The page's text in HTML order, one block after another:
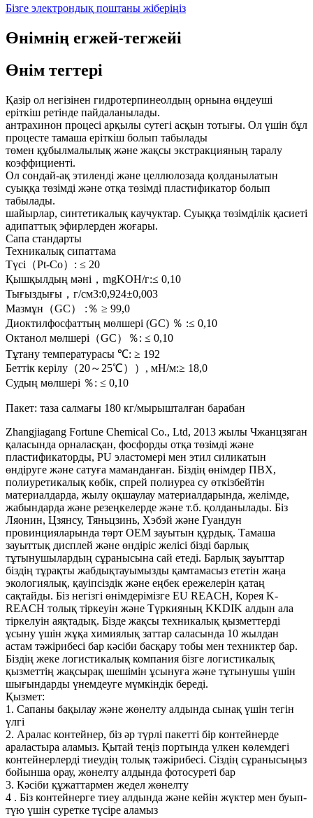
Бізге электрондық поштаны жіберіңіз
Өнімнің егжей-тегжейі
Өнім тегтері
Қазір ол негізінен гидротерпинеолдың орнына өңдеуші
еріткіш ретінде пайдаланылады.
антрахинон процесі арқылы сутегі асқын тотығы. Ол үшін бұл
процесте тамаша еріткіш болып табылады
төмен құбылмалылық және жақсы экстракцияның таралу
коэффициенті.
Ол сондай-ақ этиленді және целлюлозада қолданылатын
суыққа төзімді және отқа төзімді пластификатор болып
табылады.
шайырлар, синтетикалық каучуктар. Суыққа төзімділік қасиеті
адипаттық эфирлерден жоғары.
Сапа стандарты
Техникалық сипаттама
Түсі（Pt-Co）: ≤ 20
Қышқылдың мәні，mgKOH/г:≤ 0,10
Тығыздығы，г/см3:0,924±0,003
Мазмұн（GC） :％ ≥ 99,0
Диоктилфосфаттың мөлшері (GC) ％ :≤ 0,10
Октанол мөлшері（GC）％: ≤ 0,10
Тұтану температурасы ℃: ≥ 192
Беттік керілу（20～25℃））, мН/м:≥ 18,0
Судың мөлшері ％: ≤ 0,10
Пакет: таза салмағы 180 кг/мырышталған барабан
Zhangjiagang Fortune Chemical Co., Ltd, 2013 жылы Чжанцзяган
қаласында орналасқан, фосфорды отқа төзімді және
пластификаторды, PU эластомері мен этил силикатын
өндіруге және сатуға маманданған. Біздің өнімдер ПВХ,
полиуретикалық көбік, спрей полиуреа су өткізбейтін
материалдарда, жылу оқшаулау материалдарында, желімде,
жабындарда және резеңкелерде және т.б. қолданылады. Біз
Ляонин, Цзянсу, Тяньцзинь, Хэбэй және Гуандун
провинцияларында төрт OEM зауытын құрдық. Тамаша
зауыттық дисплей және өндіріс желісі бізді барлық
тұтынушылардың сұранысына сай етеді. Барлық зауыттар
біздің тұрақты жабдықтауымызды қамтамасыз ететін жаңа
экологиялық, қауіпсіздік және еңбек ережелерін қатаң
сақтайды. Біз негізгі өнімдерімізге EU REACH, Корея K-
REACH толық тіркеуін және Түркияның KKDIK алдын ала
тіркелуін аяқтадық. Бізде жақсы техникалық қызметтерді
ұсыну үшін жұқа химиялық заттар саласында 10 жылдан
астам тәжірибесі бар кәсіби басқару тобы мен техниктер бар.
Біздің жеке логистикалық компания бізге логистикалық
қызметтің жақсырақ шешімін ұсынуға және тұтынушы үшін
шығындарды үнемдеуге мүмкіндік береді.
Қызмет:
1. Сапаны бақылау және жөнелту алдында сынақ үшін тегін
үлгі
2. Аралас контейнер, біз әр түрлі пакетті бір контейнерде
араластыра аламыз. Қытай теңіз портында үлкен көлемдегі
контейнерлерді тиеудің толық тәжірибесі. Сіздің сұранысыңыз
бойынша орау, жөнелту алдында фотосуреті бар
3. Кәсіби құжаттармен жедел жөнелту
4 . Біз контейнерге тиеу алдында және кейін жүктер мен буып-
түю үшін суретке түсіре аламыз